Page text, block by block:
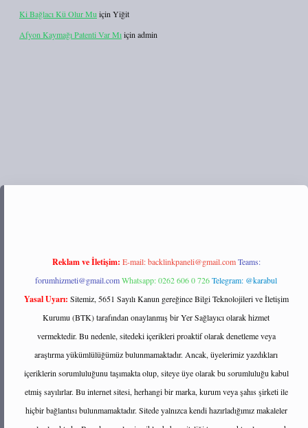
Ki Bağlacı Kü Olur Mu için Yiğit
Afyon Kaymağı Patenti Var Mıiçin admin
Reklam ve İletişim: E-mail:backlinkpaneli@gmail.com Teams:
forumhizmeti@gmail.comWhatsapp: 0262 606 0 726Telegram: @karabul
Yasal Uyarı: Sitemiz, 5651 Sayılı Kanun gereğince Bilgi Teknolojileri ve İletişim
Kurumu (BTK) tarafından onaylanmış bir Yer Sağlayıcı olarak hizmet
vermektedir. Bu nedenle, sitedeki içerikleri proaktif olarak denetleme veya
araştırma yükümlülüğümüz bulunmamaktadır. Ancak, üyelerimiz yazdıkları
içeriklerin sorumluluğunu taşımakta olup, siteye üye olarak bu sorumluluğu kabul
etmiş sayılırlar. Bu internet sitesi, herhangi bir marka, kurum veya şahıs şirketi ile
hiçbir bağlantısı bulunmamaktadır. Sitede yalnızca kendi hazırladığımız makaleler